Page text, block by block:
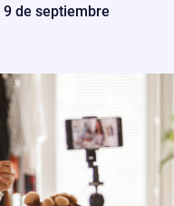
9 de septiembre